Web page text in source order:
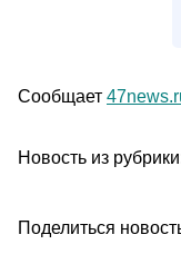
Сообщает
Новость из
Поделиться